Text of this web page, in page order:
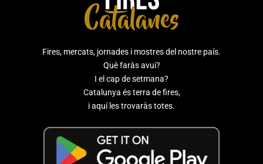
Fires, mercats, jornades i mostres del nostre país.
Què faràs avui?
I el cap de setmana?
Catalunya és terra de fires,
i aquí les trovaràs totes.